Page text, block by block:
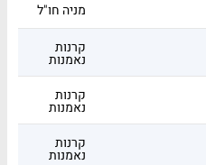
מניה חו"ל
קרנות
נאמנות
קרנות
נאמנות
קרנות
נאמנות